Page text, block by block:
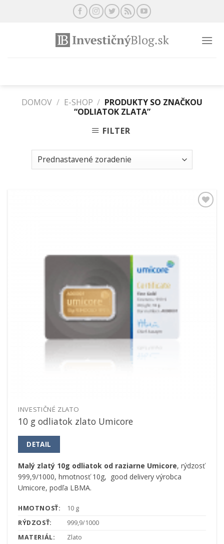
DOMOV / E-SHOP / PRODUKTY SO ZNAČKOU
“ODLIATOK ZLATA”
FILTER
INVESTIČNÉ ZLATO
10 g odliatok zlato Umicore
DETAIL
Malý zlatý 10g odliatok od raziarne Umicore, rýdzosť
999,9/1000, hmotnosť 10g, good delivery výrobca
Umicore, podľa LBMA.
HMOTNOSŤ:
10 g
RÝDZOSŤ:
999,9/1000
MATERIÁL:
Zlato